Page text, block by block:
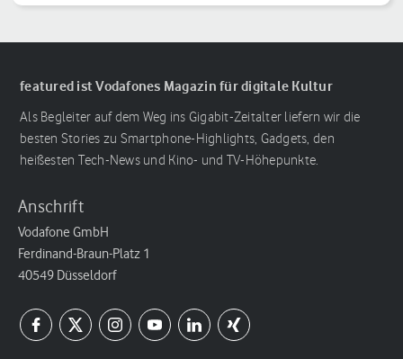
featured ist Vodafones Magazin für digitale Kultur
Als Begleiter auf dem Weg ins Gigabit-Zeitalter liefern wir die
besten Stories zu Smartphone-Highlights, Gadgets, den
heißesten Tech-News und Kino- und TV-Höhepunkte.
Anschrift
Vodafone GmbH
Ferdinand-Braun-Platz 1
40549 Düsseldorf